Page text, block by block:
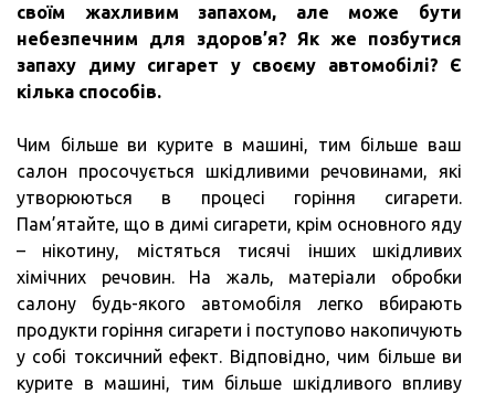
своїм жахливим запахом, але може бути
небезпечним для здоров’я?
Як же позбутися
запаху диму сигарет у своєму автомобілі?
Є
кілька способів.
Чим більше ви курите в машині, тим більше ваш
салон просочується шкідливими речовинами, які
утворюються в процесі горіння сигарети.
Пам’ятайте, що в димі сигарети, крім основного яду
– нікотину, містяться тисячі інших шкідливих
хімічних речовин. На жаль, матеріали обробки
салону будь-якого автомобіля легко вбирають
продукти горіння сигарети і поступово накопичують
у собі токсичний ефект. Відповідно, чим більше ви
курите в машині, тим більше шкідливого впливу